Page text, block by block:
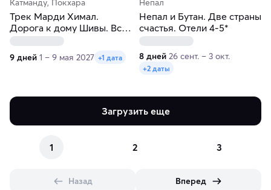
Катманду, Покхара
Трек Марди Химал.
Дорога к дому Шивы. Все
9 дней 1 – 9 мая 2027 +1 дата
Непал
Непал и Бутан. Две страны
счастья. Отели 4-5*
8 дней 26 сент. – 3 окт.
+2 даты
Загрузить еще
1 2 3
Назад Вперед